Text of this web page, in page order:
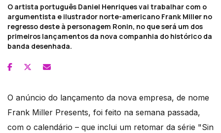
O artista português Daniel Henriques vai trabalhar com o
argumentista e ilustrador norte-americano Frank Miller no
regresso deste à personagem Ronin, no que será um dos
primeiros lançamentos da nova companhia do histórico da
banda desenhada.
O anúncio do lançamento da nova empresa, de nome
Frank Miller Presents, foi feito na semana passada,
com o calendário – que inclui um retomar da série "Sin